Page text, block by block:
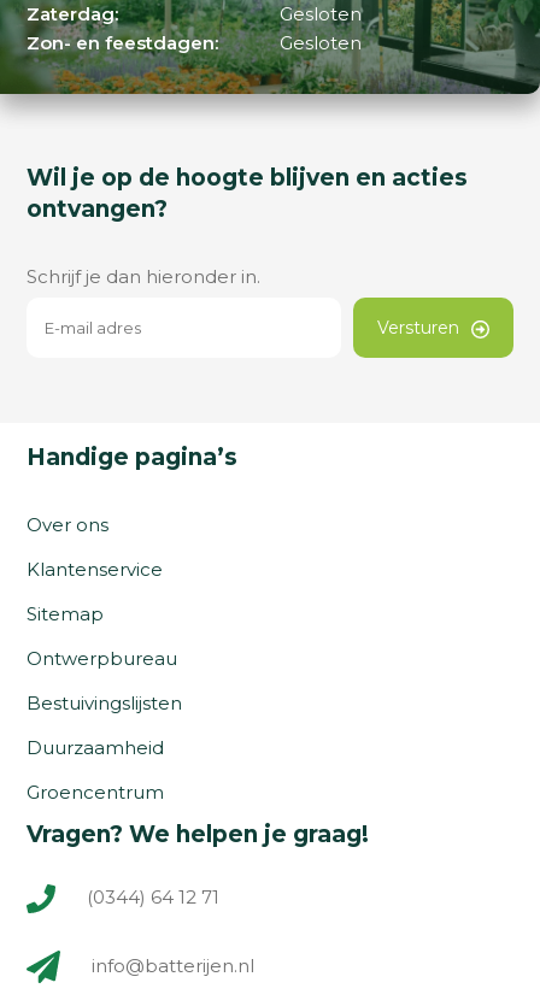
Zaterdag:
Gesloten
Zon- en feestdagen:
Gesloten
Wil je op de hoogte blijven en acties
ontvangen?
Schrijf je dan hieronder in.
Versturen
Handige pagina’s
Over ons
Klantenservice
Sitemap
Ontwerpbureau
Bestuivingslijsten
Duurzaamheid
Groencentrum
Vragen? We helpen je graag!
(0344) 64 12 71
info@batterijen.nl